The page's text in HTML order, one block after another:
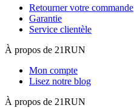
Retourner votre commande
Garantie
Service clientèle
À propos de 21RUN
Mon compte
Lisez notre blog
À propos de 21RUN